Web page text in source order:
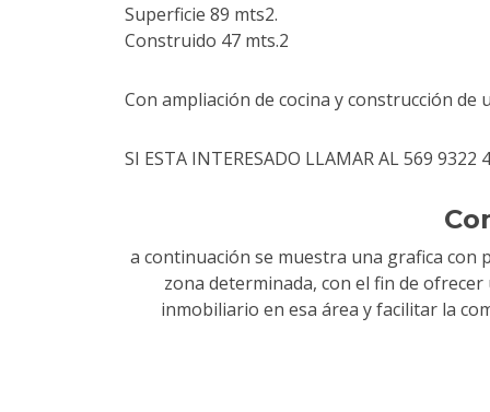
Superficie 89 mts2.
Construido 47 mts.2
Con ampliación de cocina y construcción
SI ESTA INTERESADO LLAMAR AL 569 9322
a continuación se muestra una grafica con
zona determinada, con el fin de
inmobiliario en esa área y facilitar la